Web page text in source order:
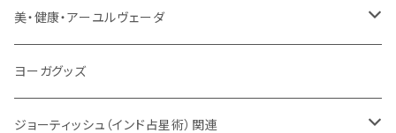
サンスクリット讃歌、叙事詩
インド古典音楽
ほか
サンスクリット教材
チベタンベル、ティンシャ
線香
法具・珠数・神仏象
Tシャツ
VEDAヤントラロゴ入り
スマホケース
VEDA CENTER ヤントラロゴ入り
美・健康・アーユルヴェーダ
健康全般/アーユルヴェーダ
ボディケア
オーガニック・アーユルヴェーダ
ヨーガグッズ
ジョーティッシュ（インド占星術）関連